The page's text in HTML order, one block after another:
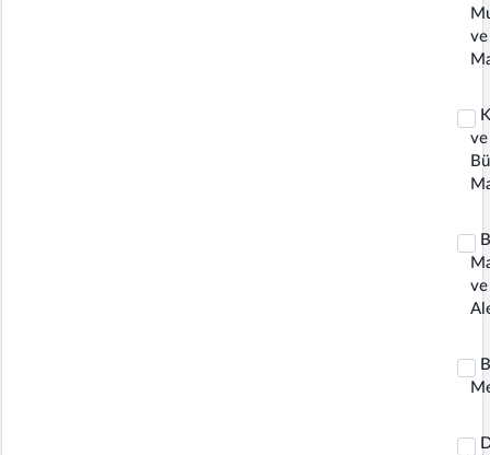
ve
ve
ve